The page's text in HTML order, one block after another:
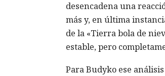
desencadena una
más y, en última
de la «Tierra bola de
estable, pero
Para Budyko ese